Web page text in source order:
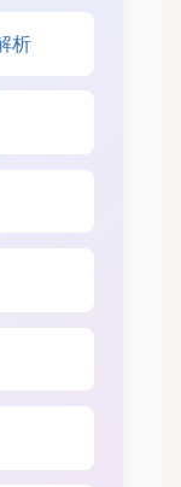
析